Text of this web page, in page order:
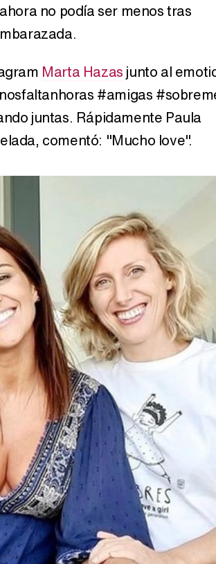
no podía ser menos tras
Marta Hazas junto al
#amigas
juntas. Rápidamente Paula
comentó: "Mucho love".